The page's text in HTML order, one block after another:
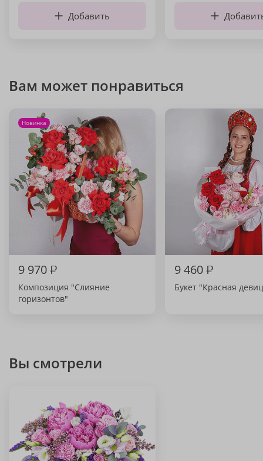
Добавить
Вам может понравиться
Новинка
9 970₽
Композиция "Слияние
горизонтов"
9 460₽
Букет "Красная
Вы смотрели